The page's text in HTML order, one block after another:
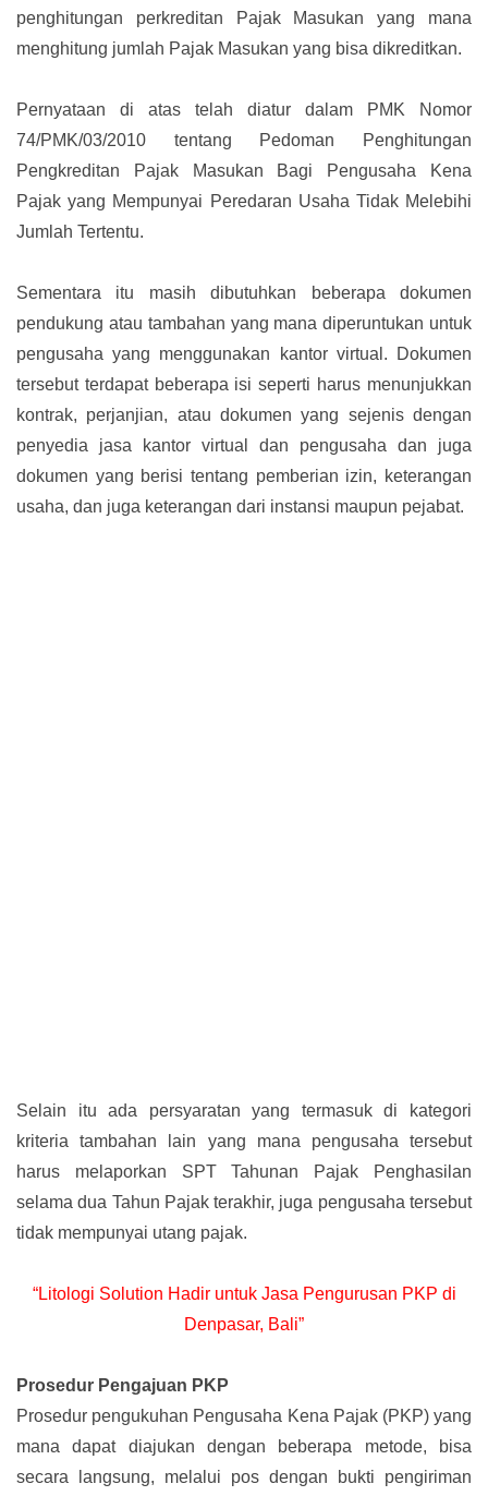
penghitungan perkreditan Pajak Masukan yang mana
menghitung jumlah Pajak Masukan yang bisa dikreditkan.
Pernyataan di atas telah diatur dalam PMK Nomor
74/PMK/03/2010 tentang Pedoman Penghitungan
Pengkreditan Pajak Masukan Bagi Pengusaha Kena
Pajak yang Mempunyai Peredaran Usaha Tidak Melebihi
Jumlah Tertentu.
Sementara itu masih dibutuhkan beberapa dokumen
pendukung atau tambahan yang mana diperuntukan untuk
pengusaha yang menggunakan kantor virtual. Dokumen
tersebut terdapat beberapa isi seperti harus menunjukkan
kontrak, perjanjian, atau dokumen yang sejenis dengan
penyedia jasa kantor virtual dan pengusaha dan juga
dokumen yang berisi tentang pemberian izin, keterangan
usaha, dan juga keterangan dari instansi maupun pejabat.
Selain itu ada persyaratan yang termasuk di kategori
kriteria tambahan lain yang mana pengusaha tersebut
harus melaporkan SPT Tahunan Pajak Penghasilan
selama dua Tahun Pajak terakhir, juga pengusaha tersebut
tidak mempunyai utang pajak.
“Litologi Solution Hadir untuk Jasa Pengurusan PKP di
Denpasar, Bali”
Prosedur Pengajuan PKP
Prosedur pengukuhan Pengusaha Kena Pajak (PKP) yang
mana dapat diajukan dengan beberapa metode, bisa
secara langsung, melalui pos dengan bukti pengiriman